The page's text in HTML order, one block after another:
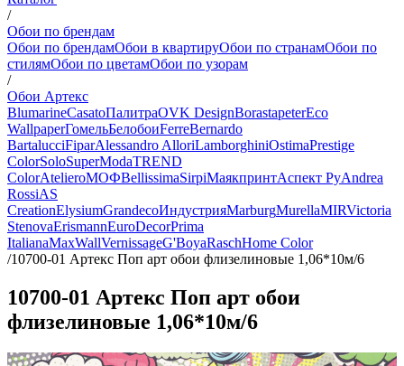
/
Обои по брендам
Обои по брендамОбои в квартируОбои по странамОбои по
стилямОбои по цветамОбои по узорам
/
Обои Артекс
BlumarineCasatoПалитраOVK DesignBorastapeterEco
WallpaperГомельБелобоиFerreBernardo
BartalucciFiparAlessandro AlloriLamborghiniOstimaPrestige
ColorSoloSuperModaTREND
ColorAtelieroМОФBellissimaSirpiМаякпринтАспект РуAndrea
RossiAS
CreationElysiumGrandecoИндустрияMarburgMurellaMIRVictoria
StenovaErismannEuroDecorPrima
ItalianaMaxWallVernissageG'BoyaRaschHome Color
/10700-01 Артекс Поп арт обои флизелиновые 1,06*10м/6
10700-01 Артекс Поп арт обои
флизелиновые 1,06*10м/6